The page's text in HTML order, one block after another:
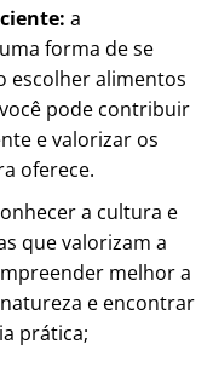
a
forma de se
escolher alimentos
pode contribuir
e valorizar os
oferece.
a cultura e
que valorizam a
melhor a
e encontrar
prática;